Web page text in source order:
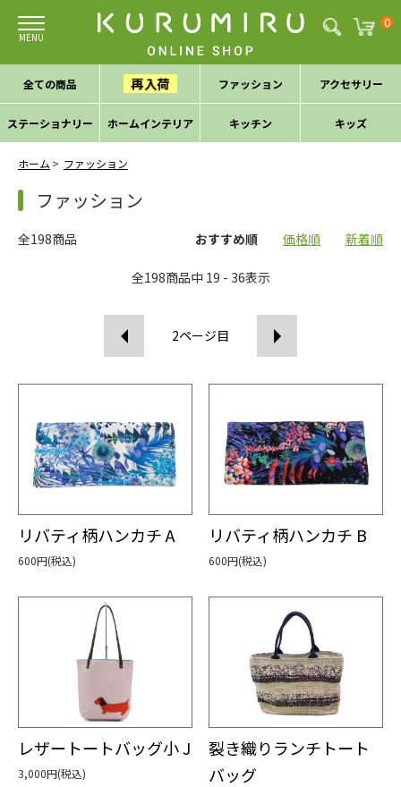
0
全ての商品 再入荷 ファッション アクセサリー
ステーショナリー ホームインテリア キッチン キッズ
ホーム ファッション
ファッション
全198商品 おすすめ順 価格順 新着順
全198商品中 19 - 36表示
2ページ目
リバティ柄ハンカチ A
600円(税込)
リバティ柄ハンカチ B
600円(税込)
レザートートバッグ小 J
3,000円(税込)
裂き織りランチトート
バッグ